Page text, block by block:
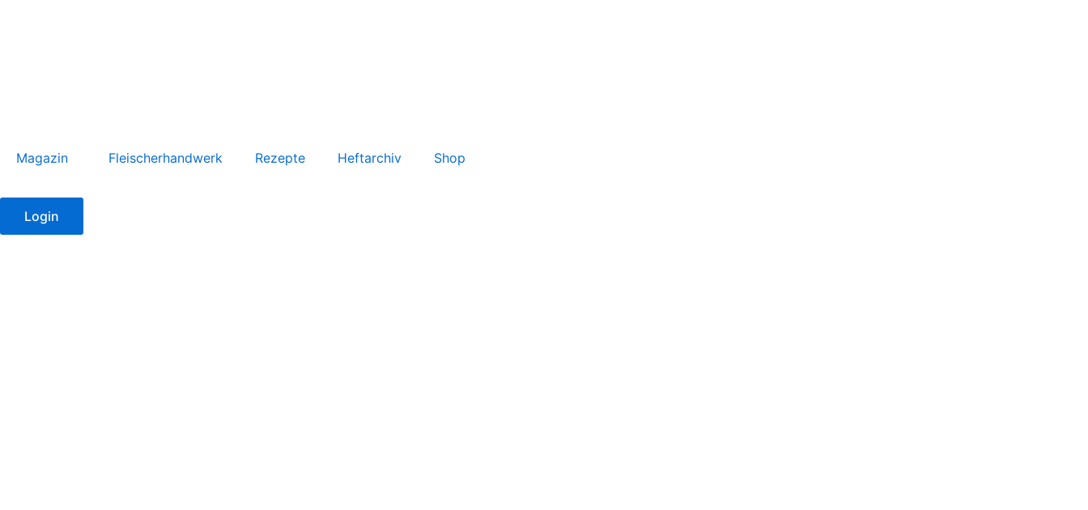
Magazin Fleischerhandwerk Rezepte Heftarchiv Shop
Login